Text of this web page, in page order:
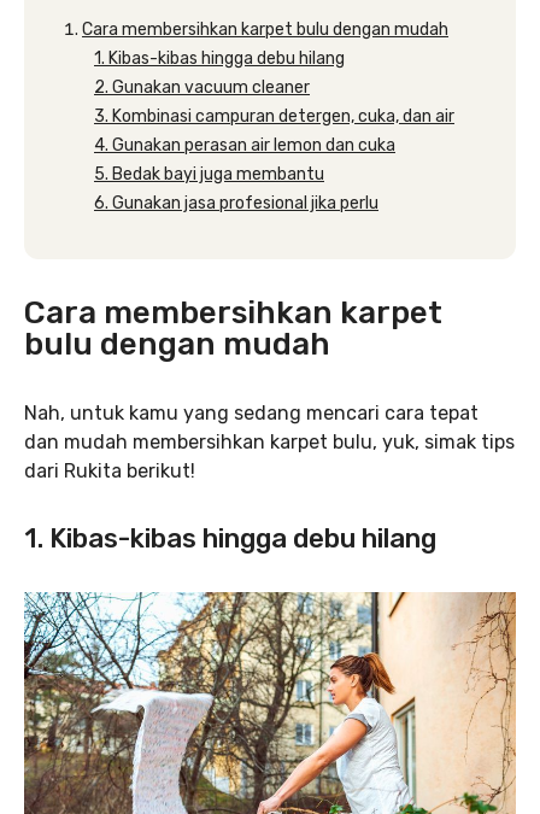
Cara membersihkan karpet bulu dengan mudah
1. Kibas-kibas hingga debu hilang
2. Gunakan vacuum cleaner
3. Kombinasi campuran detergen, cuka, dan air
4. Gunakan perasan air lemon dan cuka
5. Bedak bayi juga membantu
6. Gunakan jasa profesional jika perlu
Cara membersihkan karpet
bulu dengan mudah
Nah, untuk kamu yang sedang mencari cara tepat
dan mudah membersihkan karpet bulu, yuk, simak tips
dari Rukita berikut!
1. Kibas-kibas hingga debu hilang